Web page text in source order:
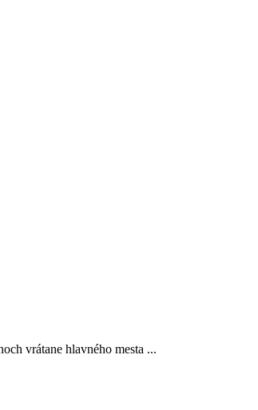
vrátane hlavného mesta ...